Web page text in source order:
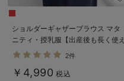
ショルダーギャザーブラウス マタ
ニティ・授乳服【出産後も長く使え
る】
2件
￥4,990 税込